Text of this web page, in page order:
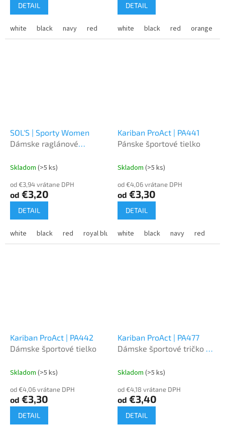
DETAIL
white black navy red orange coral sky blue kelly
DETAIL
white black red orange
SOL'S | Sporty Women
Dámske raglánové
Skladom (>5 ks)
od €3,94 vrátane DPH
od €3,20
DETAIL
white black red royal blue forest green apple green
Kariban ProAct | PA441
Pánske športové tielko
Skladom (>5 ks)
od €4,06 vrátane DPH
od €3,30
DETAIL
white black navy red
Kariban ProAct | PA442
Dámske športové tielko
Skladom (>5 ks)
od €4,06 vrátane DPH
od €3,30
DETAIL
Kariban ProAct | PA477
Dámske športové tričko s
Skladom (>5 ks)
od €4,18 vrátane DPH
od €3,40
DETAIL